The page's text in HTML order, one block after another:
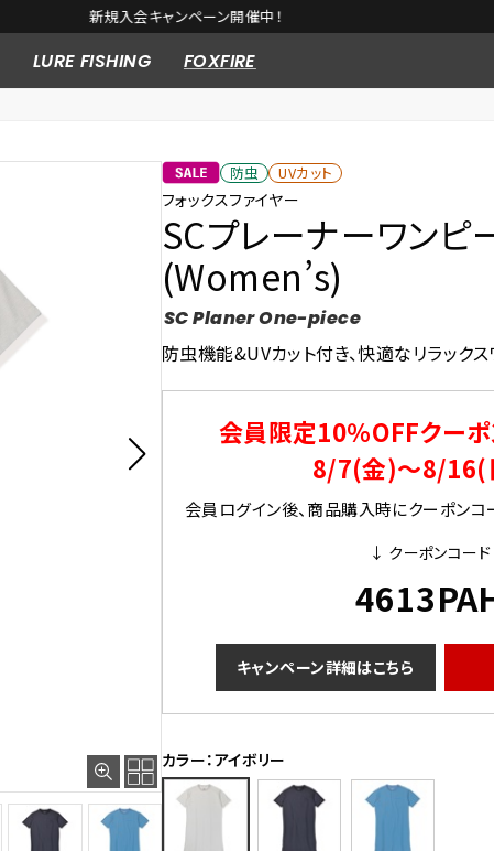
新規入会キャンペーン開催中！
LURE FISHING FOXFIRE
防虫 UVカット
フォックスファイヤー
SCプレーナーワンピ
(Women’s)
SC Planer One-piece
防虫機能&UVカット付き、快適なリラック
会員限定10％OFFクーポ
8/7(金)～8/16(
会員ログイン後、商品購入時にクーポンコ
↓ クーポンコー
キャンペーン詳細はこちら
カラー：アイボリー